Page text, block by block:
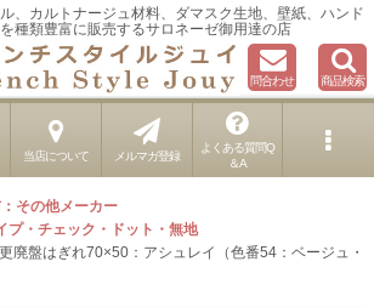
、カルトナージュ材料、ダマスク生地、壁紙、ハンド
種類豊富に販売するサロネーゼ御用達の店
問合わせ 商品検索
当店について メルマガ登録
よくある質問Q
＆A
：その他メーカー
プ・チェック・ドット・無地
廃盤はぎれ70×50：アシュレイ（色番54：ベージュ・